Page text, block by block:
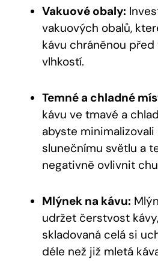
Vakuové obaly:
vakuových obalů,
kávu chráněnou
vlhkostí.
Temné a chladné
kávu ve tmavé a
abyste
slunečnímu světlu a
negativně ovlivnit
Mlýnek na kávu:
udržet čerstvost
skladovaná celá si
déle než již mletá